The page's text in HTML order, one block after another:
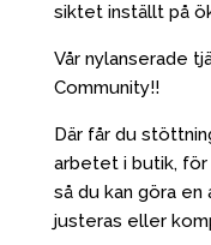
siktet inställt på
Vår nylanserade
Community!!
Där får du
arbetet i butik,
så du kan göra en
justeras eller